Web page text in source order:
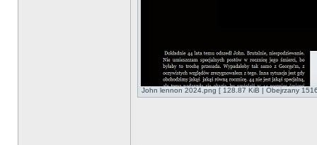
John lennon 2024.png [ 128.87 KiB | Obejrzany